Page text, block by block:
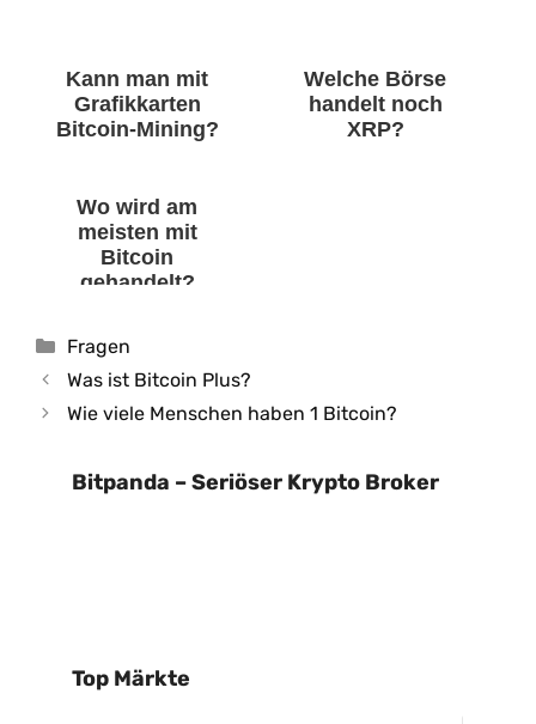
Kann man mit
Grafikkarten
Bitcoin-Mining?
Welche Börse
handelt noch
XRP?
Wo wird am
meisten mit
Bitcoin
gehandelt?
Kategorien
Fragen
Was ist Bitcoin Plus?
Wie viele Menschen haben 1 Bitcoin?
Bitpanda – Seriöser Krypto Broker
Top Märkte